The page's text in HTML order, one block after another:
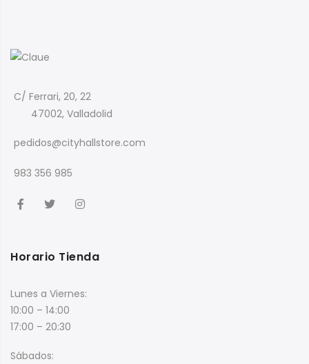
C/ Ferrari, 20, 22
47002, Valladolid
pedidos@cityhallstore.com
983 356 985
Horario Tienda
Lunes a Viernes:
10:00 – 14:00
17:00 – 20:30
Sábados: